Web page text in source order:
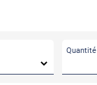
Quantité